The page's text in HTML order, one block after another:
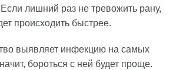
лишний раз не тревожить рану,
происходить быстрее.
выявляет инфекцию на самых
бороться с ней будет проще.